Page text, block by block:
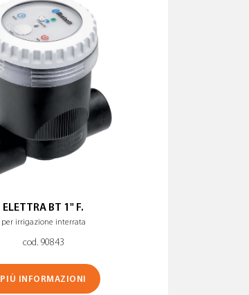
ELETTRA BT 1" F.
per irrigazione interrata
cod. 90843
PIÙ INFORMAZIONI